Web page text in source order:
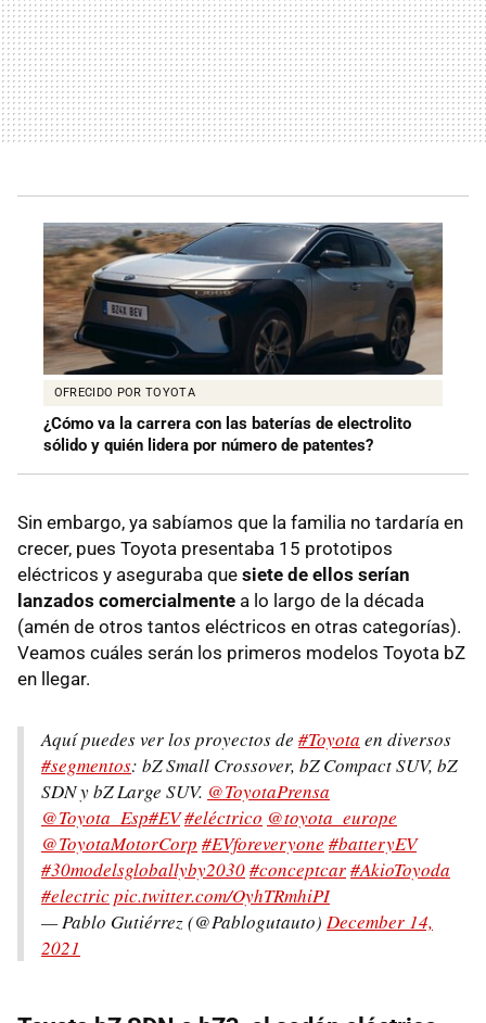
OFRECIDO POR TOYOTA
¿Cómo va la carrera con las baterías de electrolito
sólido y quién lidera por número de patentes?
Sin embargo, ya sabíamos que la familia no tardaría en
crecer, pues Toyota presentaba 15 prototipos
eléctricos y aseguraba que siete de ellos serían
lanzados comercialmente a lo largo de la década
(amén de otros tantos eléctricos en otras categorías).
Veamos cuáles serán los primeros modelos Toyota bZ
en llegar.
Aquí puedes ver los proyectos de #Toyota en diversos
#segmentos: bZ Small Crossover, bZ Compact SUV, bZ
SDN y bZ Large SUV. @ToyotaPrensa
@Toyota_Esp#EV#eléctrico @toyota_europe
@ToyotaMotorCorp #EVforeveryone #batteryEV
#30modelsgloballyby2030#conceptcar#AkioToyoda
#electricpic.twitter.com/OyhTRmhiPI
— Pablo Gutiérrez (@Pablogutauto) December 14,
2021